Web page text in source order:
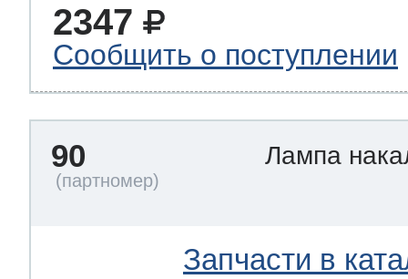
2347
Сообщить о поступлении
90 Лампа
Запчасти в